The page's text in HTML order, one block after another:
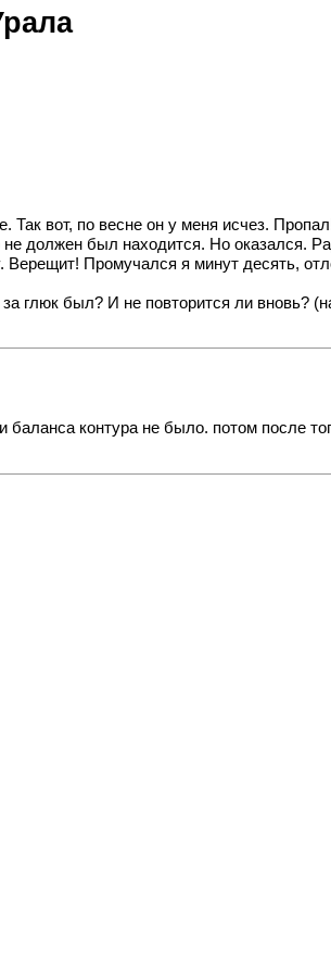
вот, по весне он у меня исчез.
должен был находится. Но
Верещит! Промучался я минут десять,
глюк был? И не повторится ли вновь?
контура не было. потом после